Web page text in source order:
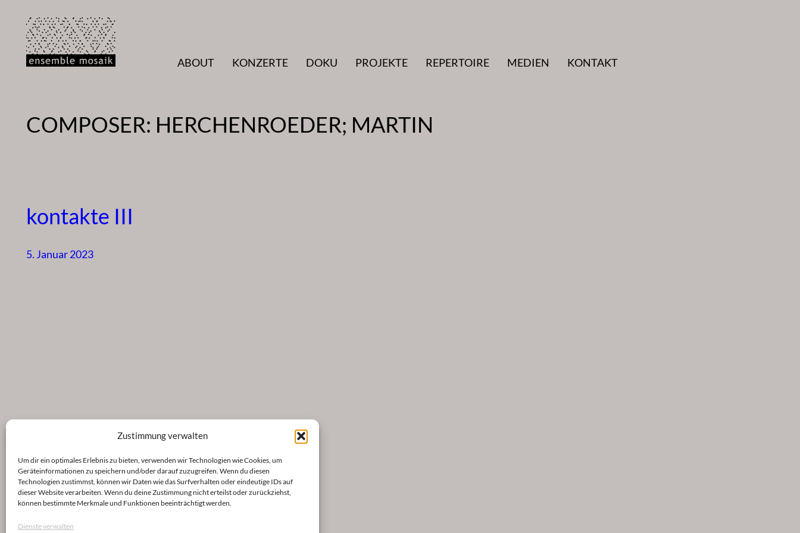
Zustimmung verwalten
Um dir ein optimales Erlebnis zu bieten, verwenden wir Technologien wie Cookies, um
Geräteinformationen zu speichern und/oder darauf zuzugreifen. Wenn du diesen
Technologien zustimmst, können wir Daten wie das Surfverhalten oder eindeutige IDs auf
dieser Website verarbeiten. Wenn du deine Zustimmung nicht erteilst oder zurückziehst,
können bestimmte Merkmale und Funktionen beeinträchtigt werden.
Dienste verwalten
Inhalt
springen
ABOUT
KONZERTE DOKU PROJEKTE REPERTOIRE MEDIEN KONTAKT
COMPOSER: HERCHENROEDER; MARTIN
kontakte III
5. Januar 2023